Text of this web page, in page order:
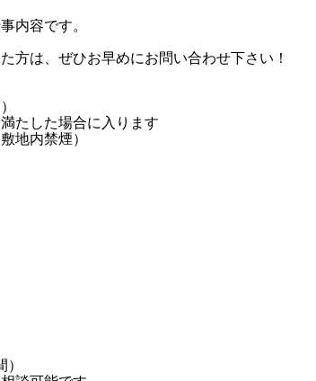
内容です。
方は、ぜひお早めにお問い合わせ下さい！
たした場合に入ります
地内禁煙）